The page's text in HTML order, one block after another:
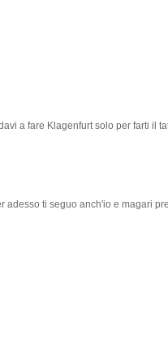
a fare Klagenfurt solo per farti il
adesso ti seguo anch'io e magari